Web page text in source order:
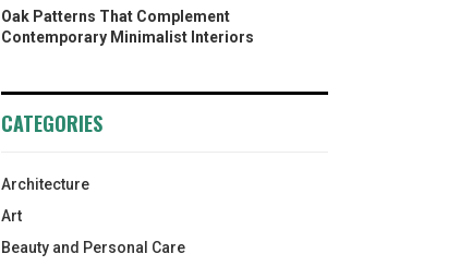
Oak Patterns That Complement
Contemporary Minimalist Interiors
CATEGORIES
Architecture
Art
Beauty and Personal Care